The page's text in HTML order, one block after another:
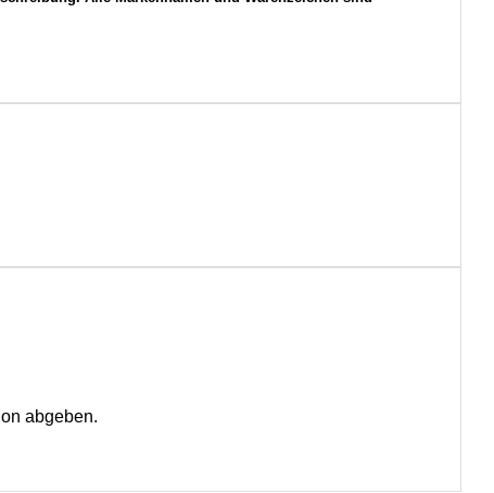
abgeben.